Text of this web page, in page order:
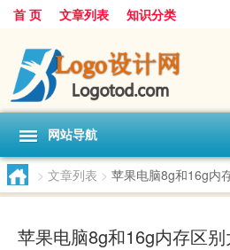
首 页 文章列表 知识分类
网站导航
> 文章列表 > 苹果电脑8g和16g内
苹果电脑8g和16g内存区